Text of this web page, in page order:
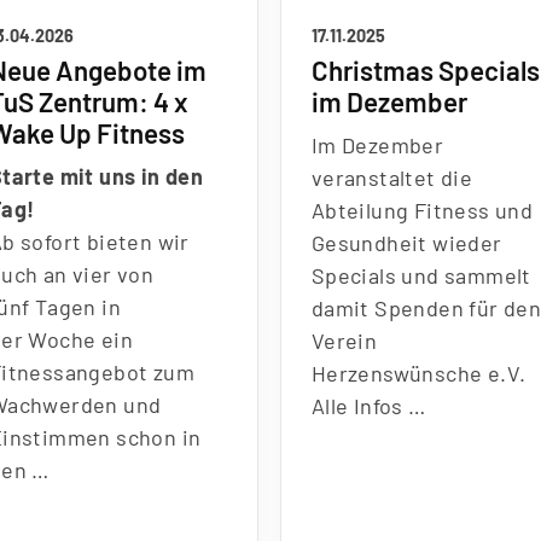
Angebote im
Zentrum: 4 x
Up Fitness
mit uns in den
sofort bieten wir
an vier von
Tagen in
Woche ein
zum
und
schon in
…
17.11.2025
Christmas Specials
im Dezember
Im Dezember
veranstaltet die
Abteilung Fitness und
Gesundheit wieder
Specials und sammelt
damit Spenden für
Verein
Herzenswünsche e.V.
Alle Infos …